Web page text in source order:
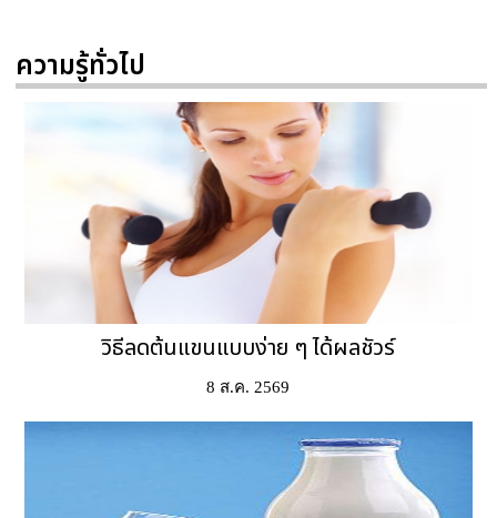
ความรู้ทั่วไป
วิธีลดต้นแขนแบบง่าย ๆ ได้ผลชัวร์
8 ส.ค. 2569